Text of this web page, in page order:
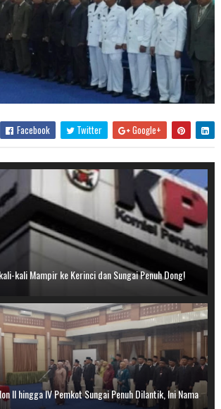
Facebook Twitter Google+
kali Mampir ke Kerinci dan Sungai Penuh Dong!
II hingga IV Pemkot Sungai Penuh Dilantik, Ini Nama